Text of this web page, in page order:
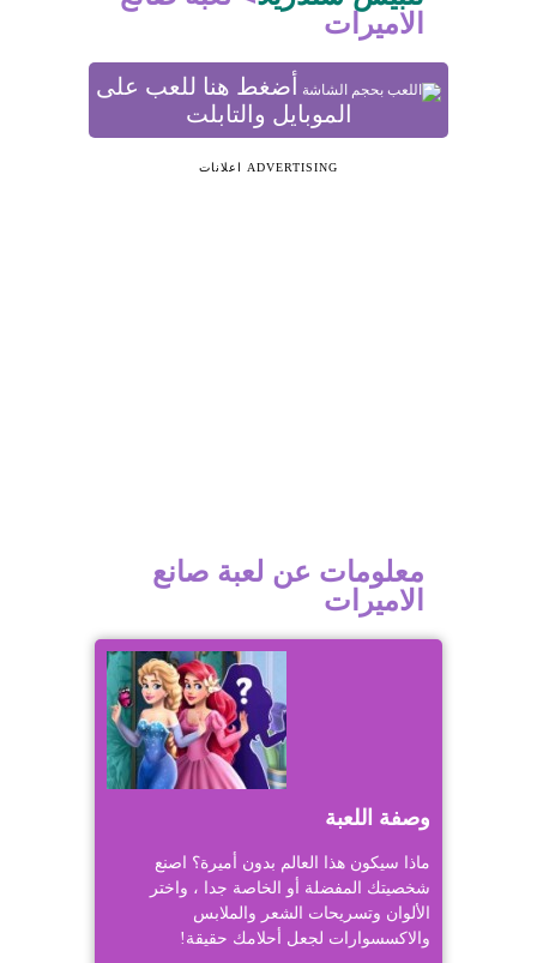
الاميرات
أضغط هنا للعب على
الموبايل والتابلت
ADVERTISING اعلانات
معلومات عن لعبة صانع
الاميرات
وصفة اللعبة
ماذا سيكون هذا العالم بدون أميرة؟ اصنع
شخصيتك المفضلة أو الخاصة جدا ، واختر
الألوان وتسريحات الشعر والملابس
والاكسسوارات لجعل أحلامك حقيقة!